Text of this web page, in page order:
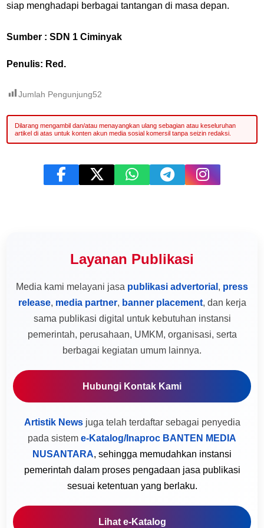
siap menghadapi berbagai tantangan di masa depan.
Sumber : SDN 1 Ciminyak
Penulis: Red.
Jumlah Pengunjung52
Layanan Publikasi
Media kami melayani jasa publikasi advertorial , press
release, media partner, banner placement, dan kerja
sama publikasi digital untuk kebutuhan instansi
pemerintah, perusahaan, UMKM, organisasi, serta
berbagai kegiatan umum lainnya.
Hubungi Kontak Kami
Artistik Newsjuga telah terdaftar sebagai penyedia
pada sistem e-Katalog/Inaproc BANTEN MEDIA
NUSANTARA, sehingga memudahkan instansi
pemerintah dalam proses pengadaan jasa publikasi
sesuai ketentuan yang berlaku.
Lihat e-Katalog